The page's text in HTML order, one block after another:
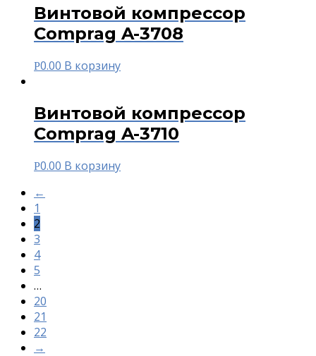
Винтовой компрессор
Comprag A-3708
Р0.00 В корзину
Винтовой компрессор
Comprag A-3710
Р0.00 В корзину
←
1
2
3
4
5
…
20
21
22
→